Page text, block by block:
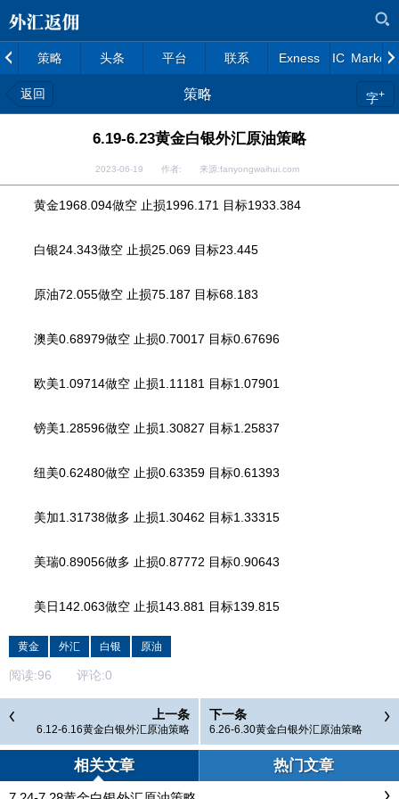
策略 头条 平台 联系 Exness IC Markets
返回 策略 字+
6.19-6.23黄金白银外汇原油策略
2023-06-19 作者: 来源:fanyongwaihui.com
黄金1968.094做空 止损1996.171 目标1933.384
白银24.343做空 止损25.069 目标23.445
原油72.055做空 止损75.187 目标68.183
澳美0.68979做空 止损0.70017 目标0.67696
欧美1.09714做空 止损1.11181 目标1.07901
镑美1.28596做空 止损1.30827 目标1.25837
纽美0.62480做空 止损0.63359 目标0.61393
美加1.31738做多 止损1.30462 目标1.33315
美瑞0.89056做多 止损0.87772 目标0.90643
美日142.063做空 止损143.881 目标139.815
黄金 外汇 白银 原油
阅读:96 评论:0
上一条
6.12-6.16黄金白银外汇原油策略
下一条
6.26-6.30黄金白银外汇原油策略
相关文章 热门文章